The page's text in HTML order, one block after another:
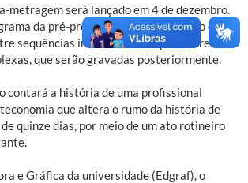
metragem será lançado em 4 de dezembro.
da pré-produção, as gravações do curta
sequências internas no campus Carreiros
que serão gravadas posteriormente.
contará a história de uma profissional
que altera o rumo da história de
de quinze dias, por meio de um ato rotineiro
e Gráfica da universidade (Edgraf), o